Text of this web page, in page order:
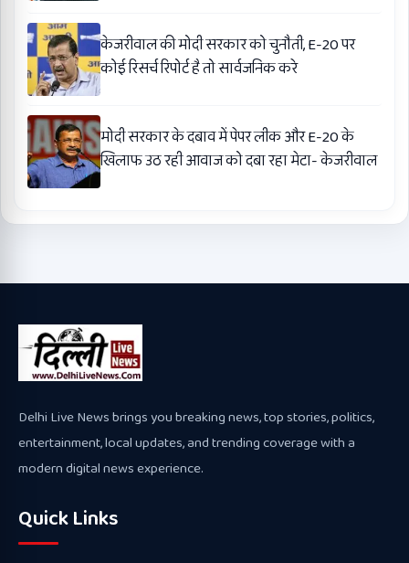
केजरीवाल की मोदी सरकार को चुनौती, E-20 पर
कोई रिसर्च रिपोर्ट है तो सार्वजनिक करे
मोदी सरकार के दबाव में पेपर लीक और E-20 के
खिलाफ उठ रही आवाज को दबा रहा मेटा- केजरीवाल
Delhi Live News brings you breaking news, top stories, politics,
entertainment, local updates, and trending coverage with a
modern digital news experience.
Quick Links